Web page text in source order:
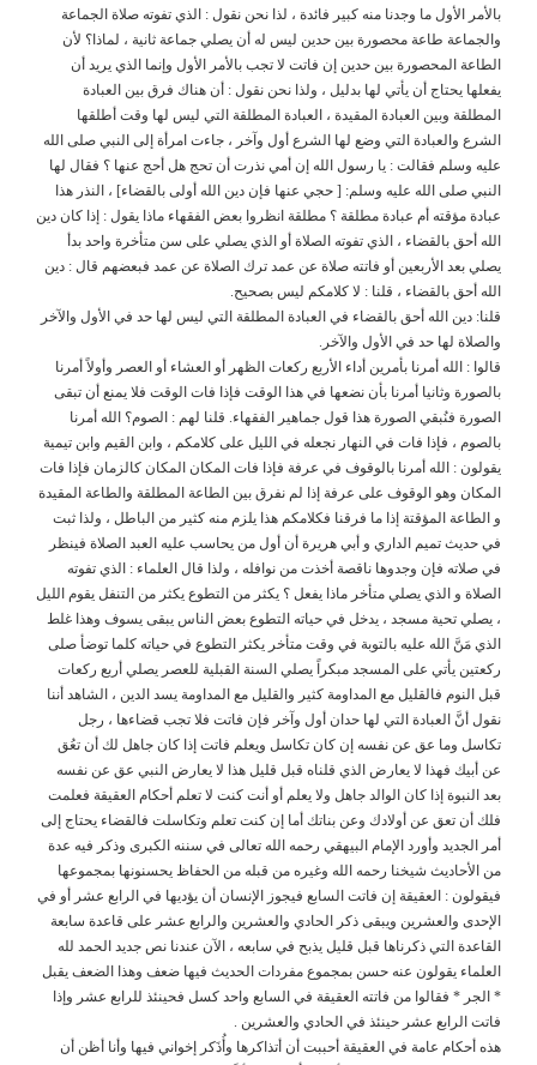
باﻷمر اﻷول ما وجدنا منه كبير فائدة ، لذا نحن نقول : الذي تفوته صلاة الجماعة
والجماعة طاعة محصورة بين حدين ليس له أن يصلي جماعة ثانية ، لماذا؟ لأن
الطاعة المحصورة بين حدين إن فاتت ﻻ تجب باﻷمر اﻷول وإنما الذي يريد أن
يفعلها يحتاج أن يأتي لها بدليل ، ولذا نحن نقول : أن هناك فرق بين العبادة
المطلقة وبين العبادة المقيدة ، العبادة المطلقة التي ليس لها وقت أطلقها
الشرع والعبادة التي وضع لها الشرع أول وآخر ، جاءت امرأة إلى النبي صلى الله
عليه وسلم فقالت : يا رسول الله إن أمي نذرت أن تحج هل أحج عنها ؟ فقال لها
النبي صلى الله عليه وسلم: [ حجي عنها فإن دين الله أولى بالقضاء] ، النذر هذا
عبادة مؤقته أم عبادة مطلقة ؟ مطلقة انظروا بعض الفقهاء ماذا يقول : إذا كان دين
الله أحق بالقضاء ، الذي تفوته الصلاة أو الذي يصلي على سن متأخرة واحد بدأ
يصلي بعد اﻷربعين أو فاتته صلاة عن عمد ترك الصلاة عن عمد فبعضهم قال : دين
الله أحق بالقضاء ، قلنا : ﻻ كلامكم ليس بصحيح.
قلنا: دين الله أحق بالقضاء في العبادة المطلقة التي ليس لها حد في اﻷول واﻵخر
والصلاة لها حد في اﻷول واﻵخر.
قالوا : الله أمرنا بأمرين أداء اﻷربع ركعات الظهر أو العشاء أو العصر وأولاً أمرنا
بالصورة وثانيا أمرنا بأن نضعها في هذا الوقت فإذا فات الوقت فلا يمنع أن تبقى
الصورة فنُبقي الصورة هذا قول جماهير الفقهاء. قلنا لهم : الصوم؟ الله أمرنا
بالصوم ، فإذا فات في النهار نجعله في الليل على كلامكم ، وابن القيم وابن تيمية
يقولون : الله أمرنا بالوقوف في عرفة فإذا فات المكان المكان كالزمان فإذا فات
المكان وهو الوقوف على عرفة إذا لم نفرق بين الطاعة المطلقة والطاعة المقيدة
و الطاعة المؤقتة إذا ما فرقنا فكلامكم هذا يلزم منه كثير من الباطل ، ولذا ثبت
في حديث تميم الداري و أبي هريرة أن أول من يحاسب عليه العبد الصلاة فينظر
في صلاته فإن وجدوها ناقصة أخذت من نوافله ، ولذا قال العلماء : الذي تفوته
الصلاة و الذي يصلي متأخر ماذا يفعل ؟ يكثر من التطوع يكثر من التنفل يقوم الليل
، يصلي تحية مسجد ، يدخل في حياته التطوع بعض الناس يبقى يسوف وهذا غلط
الذي مَنَّ الله عليه بالتوبة في وقت متأخر يكثر التطوع في حياته كلما توضأ صلى
ركعتين يأتي على المسجد مبكراً يصلي السنة القبلية للعصر يصلي أربع ركعات
قبل النوم فالقليل مع المداومة كثير والقليل مع المداومة يسد الدين ، الشاهد أننا
نقول أنَّ العبادة التي لها حدان أول وآخر فإن فاتت فلا تجب قضاءها ، رجل
تكاسل وما عق عن نفسه إن كان تكاسل ويعلم فاتت إذا كان جاهل لك أن تعُق
عن أبيك فهذا ﻻ يعارض الذي قلناه قبل قليل هذا ﻻ يعارض النبي عق عن نفسه
بعد النبوة إذا كان الوالد جاهل وﻻ يعلم أو أنت كنت ﻻ تعلم أحكام العقيقة فعلمت
فلك أن تعق عن أوﻻدك وعن بناتك أما إن كنت تعلم وتكاسلت فالقضاء يحتاج إلى
أمر الجديد وأورد اﻹمام البيهقي رحمه الله تعالى في سننه الكبرى وذكر فيه عدة
من اﻷحاديث شيخنا رحمه الله وغيره من قبله من الحفاظ يحسنونها بمجموعها
فيقولون : العقيقة إن فاتت السابع فيجوز اﻹنسان أن يؤديها في الرابع عشر أو في
اﻹحدى والعشرين ويبقى ذكر الحادي والعشرين والرابع عشر على قاعدة سابعة
القاعدة التي ذكرناها قبل قليل يذبح في سابعه ، اﻵن عندنا نص جديد الحمد لله
العلماء يقولون عنه حسن بمجموع مفردات الحديث فيها ضعف وهذا الضعف يقبل
* الجر * فقالوا من فاتته العقيقة في السابع واحد كسل فحينئذ للرابع عشر وإذا
فاتت الرابع عشر حينئذ في الحادي والعشرين .
هذه أحكام عامة في العقيقة أحببت أن أتذاكرها وأُذَكر إخواني فيها وأنا أظن أن